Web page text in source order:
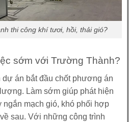
thi công khí tươi, hồi, thải gió?
sớm với Trường Thành?
án bắt đầu chốt phương án
Làm sớm giúp phát hiện
mạch gió, khó phối hợp
sau. Với những công trình